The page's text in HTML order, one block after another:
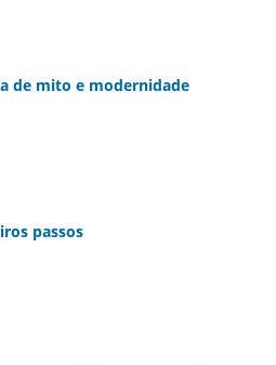
de mito e modernidade
passos